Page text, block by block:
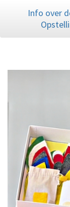
Info over